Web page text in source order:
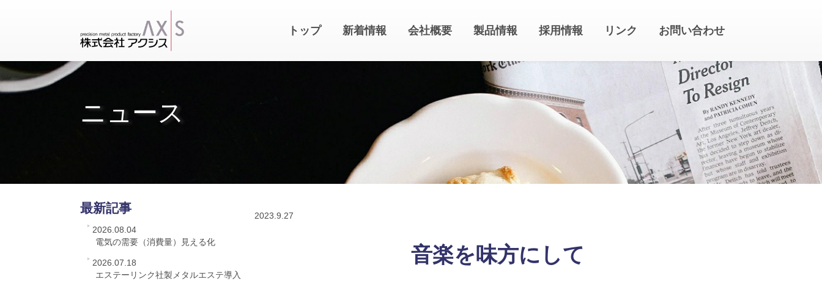
トップ 新着情報 会社概要 製品情報 採用情報 リンク お問い合わせ
ニュース
2023. 9.27
音楽を味方にして
最新記事
2026.08.04
電気の需要（消費量）見える化
2026.07.18
エステーリンク社製メタルエステ導入